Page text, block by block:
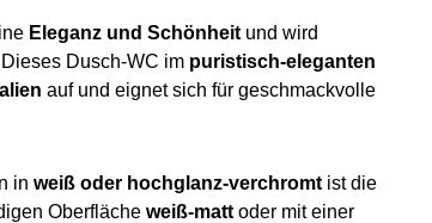
Eleganz und Schönheit und wird
Dusch-WC im puristisch-eleganten
auf und eignet sich für geschmackvolle
in weiß oder hochglanz-verchromt ist die
Oberfläche weiß-matt oder mit einer